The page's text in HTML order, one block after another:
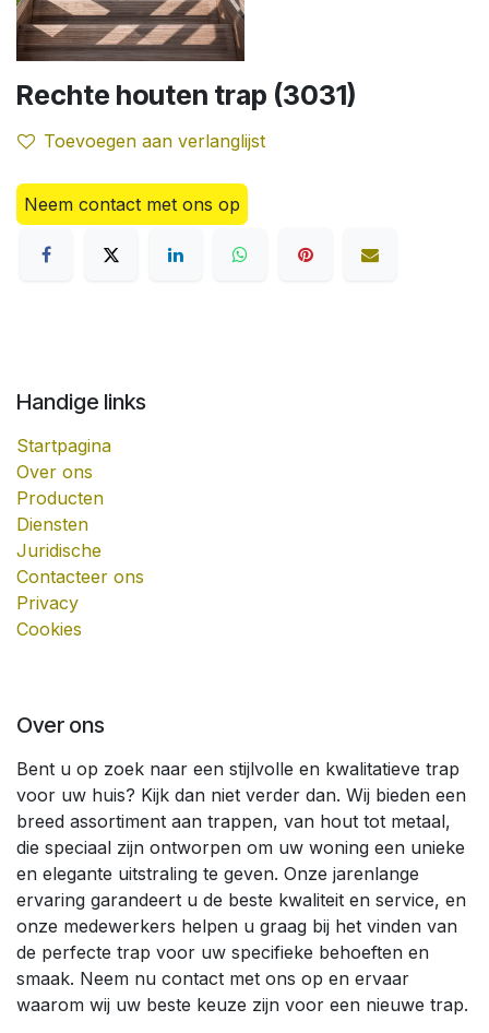
Rechte houten trap (3031)
Toevoegen aan verlanglijst
Neem contact met ons op
Handige links
Startpagina
Over ons
Producten
Diensten
Juridische
Contacteer ons
Privacy
Cookies
Over ons
Bent u op zoek naar een stijlvolle en kwalitatieve trap
voor uw huis? Kijk dan niet verder dan. Wij bieden een
breed assortiment aan trappen, van hout tot metaal,
die speciaal zijn ontworpen om uw woning een unieke
en elegante uitstraling te geven. Onze jarenlange
ervaring garandeert u de beste kwaliteit en service, en
onze medewerkers helpen u graag bij het vinden van
de perfecte trap voor uw specifieke behoeften en
smaak. Neem nu contact met ons op en ervaar
waarom wij uw beste keuze zijn voor een nieuwe trap.